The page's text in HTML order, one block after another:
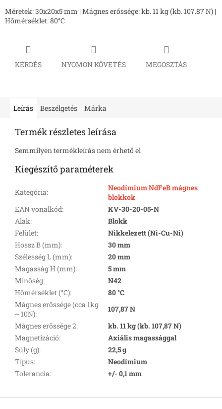
Méretek: 30x20x5 mm | Mágnes erőssége: kb. 11 kg (kb. 107.87 N) |
Hőmérséklet: 80°C
KÉRDÉS NYOMON KÖVETÉS MEGOSZTÁS
Leírás Beszélgetés Márka
Termék részletes leírása
Semmilyen termékleírás nem érhető el
Kiegészítő paraméterek
Kategória:
Neodímium NdFeB mágnes
blokkok
EAN vonalkód:
KV-30-20-05-N
Alak:
Blokk
Felület:
Nikkelezett (Ni-Cu-Ni)
Hossz B (mm):
30 mm
Szélesség L (mm):
20 mm
Magasság H (mm):
5 mm
Minőség:
N42
Hőmérséklet (°C):
80 °C
Mágnes erőssége (cca 1kg
~ 10N):
107,87 N
Mágnes erőssége 2:
kb. 11 kg (kb. 107,87 N)
Magnetizáció:
Axiális magassággal
Súly (g):
22,5 g
Típus:
Neodímium
Tolerancia: +/- 0,1 mm
L